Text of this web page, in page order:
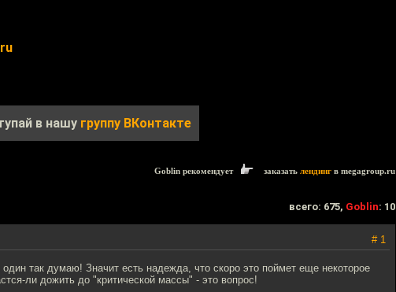
в нашу группу ВКонтакте
Goblin рекомендует заказать лендинг в megagroup.ru
всего: 675, Goblin: 10
# 1
так думаю! Значит есть надежда, что скоро это поймет еще некоторое
ли дожить до "критической массы" - это вопрос!